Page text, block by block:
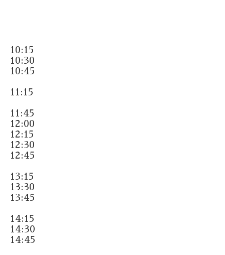
10:15
10:30
10:45
11:15
11:45
12:00
12:15
12:30
12:45
13:15
13:30
13:45
14:15
14:30
14:45